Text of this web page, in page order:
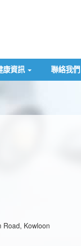
康資訊 聯絡我們
Road, Kowloon